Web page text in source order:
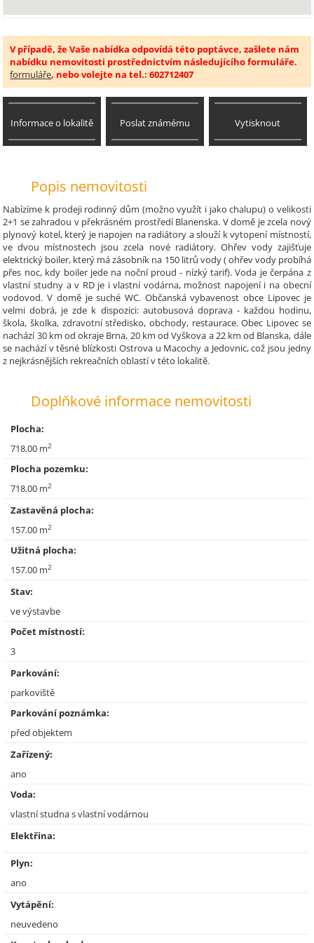
V případě, že Vaše nabídka odpovídá této poptávce, zašlete nám
nabídku nemovitosti prostřednictvím následujícího formuláře.
formuláře, nebo volejte na tel.: 602712407
Informace o lokalitě Poslat známému Vytisknout
Popis nemovitosti
Nabízíme k prodeji rodinný dům (možno využít i jako chalupu) o velikosti
2+1 se zahradou v překrásném prostředí Blanenska. V domě je zcela nový
plynový kotel, který je napojen na radiátory a slouží k vytopení místností,
ve dvou místnostech jsou zcela nové radiátory. Ohřev vody zajišťuje
elektrický boiler, který má zásobník na 150 litrů vody ( ohřev vody probíhá
přes noc, kdy boiler jede na noční proud - nízký tarif). Voda je čerpána z
vlastní studny a v RD je i vlastní vodárna, možnost napojení i na obecní
vodovod. V domě je suché WC. Občanská vybavenost obce Lipovec je
velmi dobrá, je zde k dispozici: autobusová doprava - každou hodinu,
škola, školka, zdravotní středisko, obchody, restaurace. Obec Lipovec se
nachází 30 km od okraje Brna, 20 km od Vyškova a 22 km od Blanska, dále
se nachází v těsné blízkosti Ostrova u Macochy a Jedovnic, což jsou jedny
z nejkrásnějších rekreačních oblastí v této lokalitě.
Doplňkové informace nemovitosti
Plocha:
718.00 m2
Plocha pozemku:
718.00 m2
Zastavěná plocha:
157.00 m2
Užitná plocha:
157.00 m2
Stav:
ve výstavbe
Počet místností:
3
Parkování:
parkoviště
Parkování poznámka:
před objektem
Zařízený:
ano
Voda:
vlastní studna s vlastní vodárnou
Elektřina:
Plyn:
ano
Vytápění:
neuvedeno